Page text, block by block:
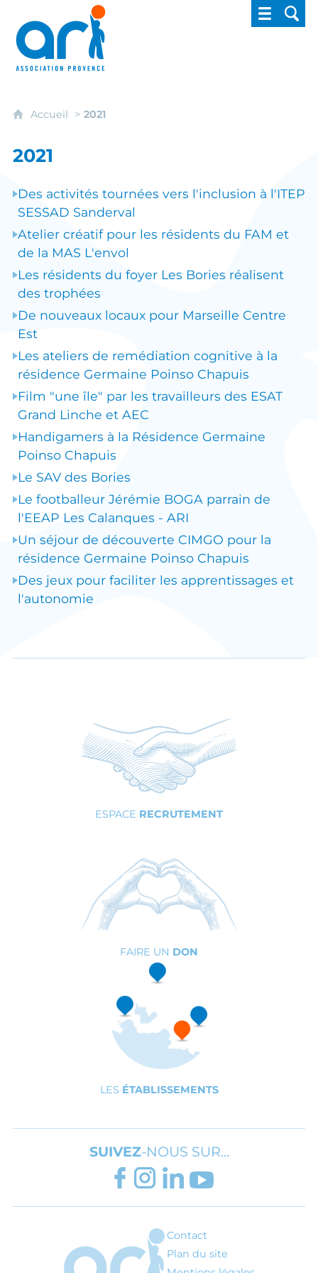
ARI - Association régionale pour
Accueil 2021
2021
Des activités tournées vers l'inclusion à l'ITEP
SESSAD Sanderval
Atelier créatif pour les résidents du FAM et
de la MAS L'envol
Les résidents du foyer Les Bories réalisent
des trophées
De nouveaux locaux pour Marseille Centre
Est
Les ateliers de remédiation cognitive à la
résidence Germaine Poinso Chapuis
Film "une île" par les travailleurs des ESAT
Grand Linche et AEC
Handigamers à la Résidence Germaine
Poinso Chapuis
Le SAV des Bories
Le footballeur Jérémie BOGA parrain de
l'EEAP Les Calanques - ARI
Un séjour de découverte CIMGO pour la
résidence Germaine Poinso Chapuis
Des jeux pour faciliter les apprentissages et
l'autonomie
ESPACE RECRUTEMENT
FAIRE UN DON
LES ÉTABLISSEMENTS
SUIVEZ-NOUS SUR…
FACEBOOK
INSTAGRAM
LINKEDIN
YOUTUBE
ARI - Association régionale pour
Contact
Plan du site